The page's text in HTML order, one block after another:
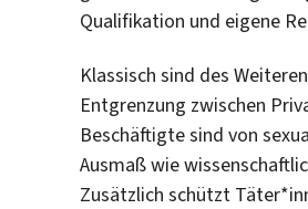
Qualifikation und eigene
Klassisch sind des
Entgrenzung zwischen
Beschäftigte sind von
Ausmaß wie
Zusätzlich schützt